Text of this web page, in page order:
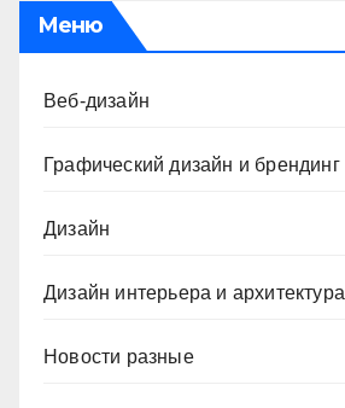
Меню
Веб-дизайн
Графический дизайн и брендинг
Дизайн
Дизайн интерьера и архитектура
Новости разные